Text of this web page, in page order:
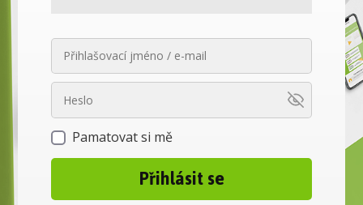
Pamatovat si mě
Přihlásit se